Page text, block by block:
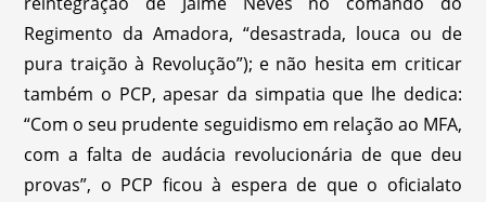
Regimento da Amadora, “desastrada, louca ou de
pura traição à Revolução”); e não hesita em criticar
também o PCP, apesar da simpatia que lhe dedica:
“Com o seu prudente seguidismo em relação ao MFA,
com a falta de audácia revolucionária de que deu
provas”, o PCP ficou à espera de que o oficialato